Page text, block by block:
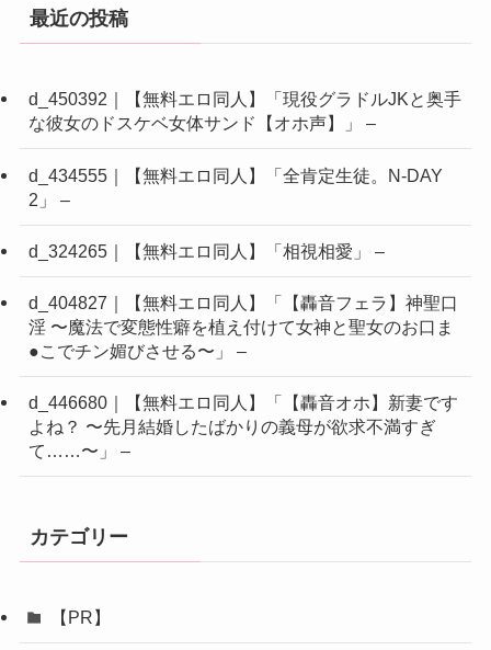
最近の投稿
d_450392｜【無料エロ同人】「現役グラドルJKと奥手
な彼女のドスケベ女体サンド【オホ声】」 –
d_434555｜【無料エロ同人】「全肯定生徒。N-DAY
2」 –
d_324265｜【無料エロ同人】「相視相愛」 –
d_404827｜【無料エロ同人】「【轟音フェラ】神聖口
淫 〜魔法で変態性癖を植え付けて女神と聖女のお口ま
●こでチン媚びさせる〜」 –
d_446680｜【無料エロ同人】「【轟音オホ】新妻です
よね？ 〜先月結婚したばかりの義母が欲求不満すぎ
て……〜」 –
カテゴリー
【PR】